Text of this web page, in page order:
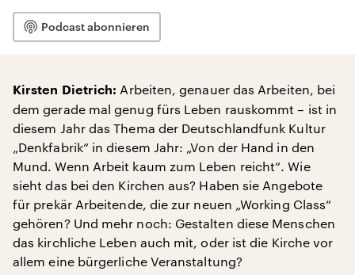
Podcast abonnieren
Kirsten Dietrich: Arbeiten, genauer das Arbeiten, bei
dem gerade mal genug fürs Leben rauskommt – ist in
diesem Jahr das Thema der Deutschlandfunk Kultur
„Denkfabrik“ in diesem Jahr: „Von der Hand in den
Mund. Wenn Arbeit kaum zum Leben reicht“. Wie
sieht das bei den Kirchen aus? Haben sie Angebote
für prekär Arbeitende, die zur neuen „Working Class“
gehören? Und mehr noch: Gestalten diese Menschen
das kirchliche Leben auch mit, oder ist die Kirche vor
allem eine bürgerliche Veranstaltung?